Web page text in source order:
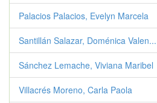
Palacios Palacios, Evelyn Marcela
Santillán Salazar, Doménica Valen...
Sánchez Lemache, Viviana Maribel
Villacrés Moreno, Carla Paola